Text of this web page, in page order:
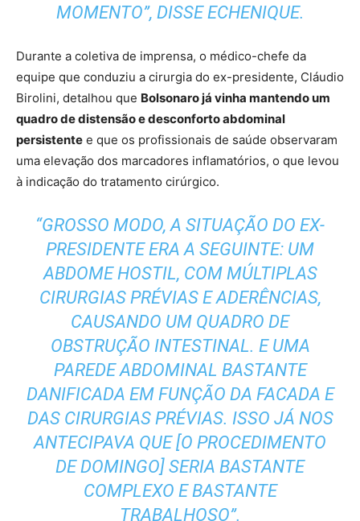
MOMENTO”, DISSE ECHENIQUE.
Durante a coletiva de imprensa, o médico-chefe da
equipe que conduziu a cirurgia do ex-presidente, Cláudio
Birolini, detalhou que Bolsonaro já vinha mantendo um
quadro de distensão e desconforto abdominal
persistente e que os profissionais de saúde observaram
uma elevação dos marcadores inflamatórios, o que levou
à indicação do tratamento cirúrgico.
“GROSSO MODO, A SITUAÇÃO DO EX-
PRESIDENTE ERA A SEGUINTE: UM
ABDOME HOSTIL, COM MÚLTIPLAS
CIRURGIAS PRÉVIAS E ADERÊNCIAS,
CAUSANDO UM QUADRO DE
OBSTRUÇÃO INTESTINAL. E UMA
PAREDE ABDOMINAL BASTANTE
DANIFICADA EM FUNÇÃO DA FACADA E
DAS CIRURGIAS PRÉVIAS. ISSO JÁ NOS
ANTECIPAVA QUE [O PROCEDIMENTO
DE DOMINGO] SERIA BASTANTE
COMPLEXO E BASTANTE
TRABALHOSO”.